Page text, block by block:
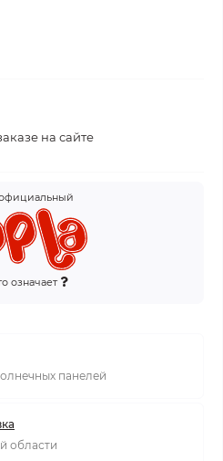
на сайте
означает
панелей
области